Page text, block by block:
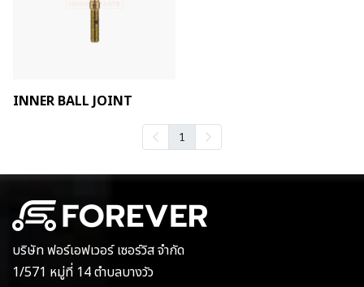
INNER BALL JOINT
1
บริษัท ฟอร์เอฟเวอร์ เซอร์วิส จำกัด
1/571 หมู่ที่ 14 ตำบลบางวัว